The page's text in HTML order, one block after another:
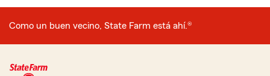
Como un buen vecino, State Farm está ahí.®